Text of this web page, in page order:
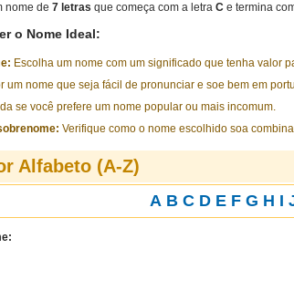
nome de 7 letras que começa com a letra C e termina
o Nome Ideal:
Escolha um nome com um significado que tenha valor
um nome que seja fácil de pronunciar e soe bem em
se você prefere um nome popular ou mais incomum.
Verifique como o nome escolhido soa
Alfabeto (A-Z)
A B C D E F G H I